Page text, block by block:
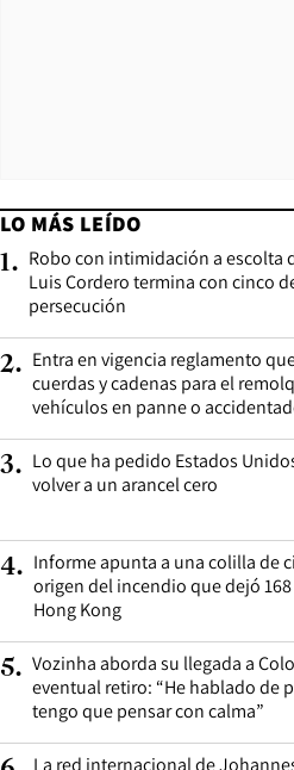
LO MÁS LEÍDO
1. Robo con intimidación a escolta
Luis Cordero termina con cinco
persecución
2. Entra en vigencia reglamento
cuerdas y cadenas para el
vehículos en panne o
3. Lo que ha pedido Estados
volver a un arancel cero
4. Informe apunta a una colilla de
origen del incendio que dejó
Hong Kong
5. Vozinha aborda su llegada a
eventual retiro: “He hablado de
tengo que pensar con calma”
La red internacional de